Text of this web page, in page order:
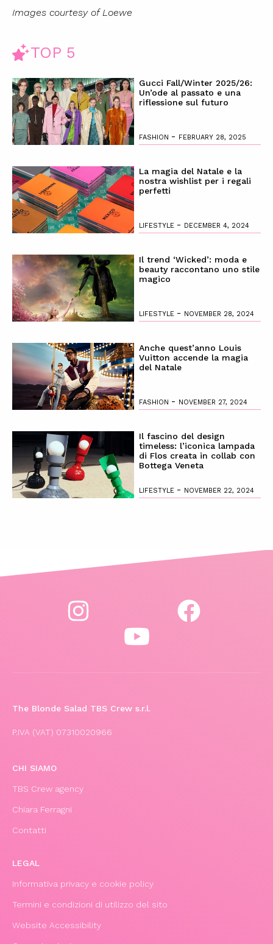
Images courtesy of Loewe
TOP 5
Gucci Fall/Winter 2025/26:
Un’ode al passato e una
riflessione sul futuro
FASHION - FEBRUARY 28, 2025
La magia del Natale e la
nostra wishlist per i regali
perfetti
LIFESTYLE - DECEMBER 4, 2024
Il trend ‘Wicked’: moda e
beauty raccontano uno stile
magico
LIFESTYLE - NOVEMBER 28, 2024
Anche quest’anno Louis
Vuitton accende la magia
del Natale
FASHION - NOVEMBER 27, 2024
Il fascino del design
timeless: l’iconica lampada
di Flos creata in collab con
Bottega Veneta
LIFESTYLE - NOVEMBER 22, 2024
The Blonde Salad TBS Crew s.r.l.
P.IVA (VAT) 07310020966
CHI SIAMO
TBS Crew agency
Chiara Ferragni
Contatti
LEGAL
Informativa privacy e cookie policy
Termini e condizioni di utilizzo del sito
Website Accessibility